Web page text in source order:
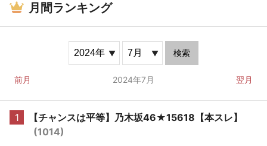
月間ランキング
検索
前月 2024年7月 翌月
1
【チャンスは平等】乃木坂46★15618【本スレ】
(1014)